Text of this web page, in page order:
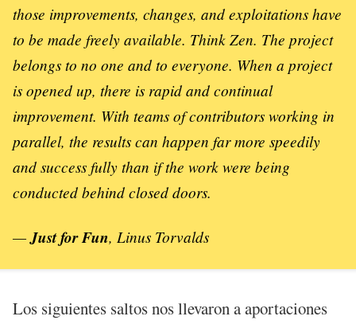
those improvements, changes, and exploitations have
to be made freely available. Think Zen. The project
belongs to no one and to everyone. When a project
is opened up, there is rapid and continual
improvement. With teams of contributors working in
parallel, the results can happen far more speedily
and success­ fully than if the work were being
conducted behind closed doors.
—Just for Fun, Linus Torvalds
Los siguientes saltos nos llevaron a aportaciones